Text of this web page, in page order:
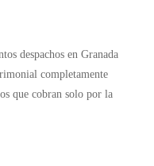
despachos en Granada
completamente
que cobran solo por la